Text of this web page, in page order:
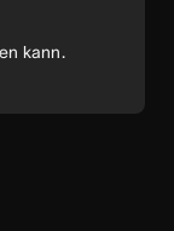
kann.